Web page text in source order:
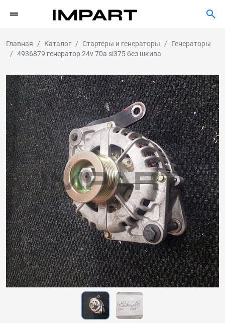
Главная Каталог Стартеры и генераторы
Генераторы
4936879 генератор 24v 70a si375 без шкива